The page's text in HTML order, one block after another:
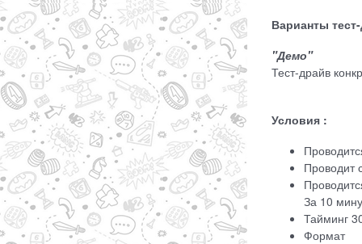
Варианты
"Демо"
Тест-драйв
Условия :
Проводит
За 10
Тайминг
Формат